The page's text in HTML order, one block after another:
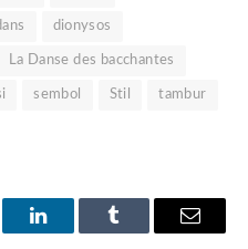
dionysos
La Danse des bacchantes
sembol Stil tambur
LinkedInTumblr Email